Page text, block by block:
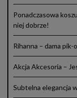
Ponadczasowa
niej dobrze!
Rihanna – dama pik-
Akcja Akcesoria –
Subtelna elegancja